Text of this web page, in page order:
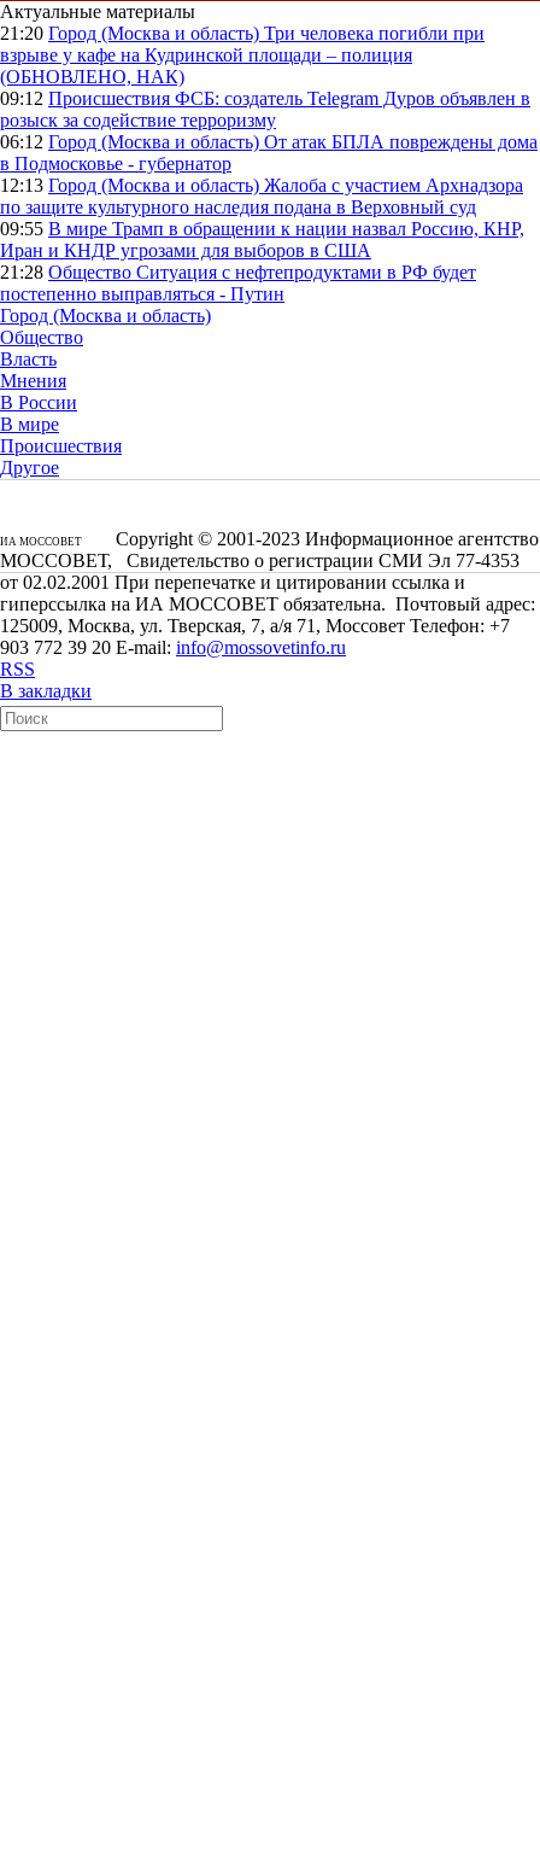
Актуальные материалы
21:20 Город (Москва и область) Три человека погибли при
взрыве у кафе на Кудринской площади – полиция
(ОБНОВЛЕНО, НАК)
09:12 Происшествия ФСБ: создатель Telegram Дуров объявлен в
розыск за содействие терроризму
06:12 Город (Москва и область) От атак БПЛА повреждены дома
в Подмосковье - губернатор
12:13 Город (Москва и область) Жалоба с участием Архнадзора
по защите культурного наследия подана в Верховный суд
09:55 В мире Трамп в обращении к нации назвал Россию, КНР,
Иран и КНДР угрозами для выборов в США
21:28 Общество Ситуация с нефтепродуктами в РФ будет
постепенно выправляться - Путин
Город (Москва и область)
Общество
Власть
Мнения
В России
В мире
Происшествия
Другое
ИА МОССОВЕТ
Copyright © 2001-2023 Информационное агентство
МОССОВЕТ, Свидетельство о регистрации СМИ Эл 77-4353
от 02.02.2001 При перепечатке и цитировании ссылка и
гиперссылка на ИА МОССОВЕТ обязательна. Почтовый адрес:
125009, Москва, ул. Тверская, 7, а/я 71, Моссовет Телефон: +7
903 772 39 20 E-mail: info@mossovetinfo.ru
RSS
В закладки